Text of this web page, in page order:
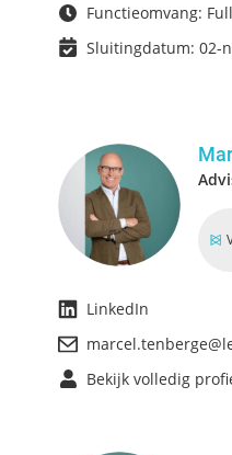
Functieomvang:
Sluitingdatum: 02-
LinkedIn
Bekijk volledig